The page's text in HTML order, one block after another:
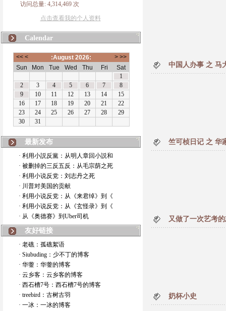
访问总量: 4,314,469 次
点击查看我的个人资料
Calendar
最新发布
· 利用小説反黨：从明人章回小説和
· 被删掉的三反五反：从毛宗荫之死
· 利用小说反党：刘志丹之死
· 川普对美国的贡献
· 利用小说反党：从《来君绰》到《
· 利用小说反党：从《玄怪录》到《
· 从《奥德赛》到Uber司机
友好链接
· 老礁：孤礁絮语
· Siubuding：少不丁的博客
· 华蓥：华蓥的博客
· 云乡客：云乡客的博客
· 西石槽7号：西石槽7号的博客
· treebird：古树古羽
· 一冰：一冰的博客
中国人办事 之 马
竺可桢日记 之 华
又做了一次艺考
奶杯小史